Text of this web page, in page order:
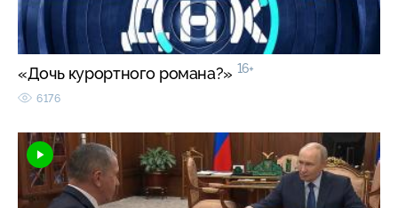
«Дочь курортного романа?» 16+
6176